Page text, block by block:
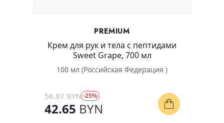
PREMIUM
Крем для рук и тела с пептидами
Sweet Grape, 700 мл
100 мл (Российская Федерация )
56.87 BYN -25%
42.65 BYN